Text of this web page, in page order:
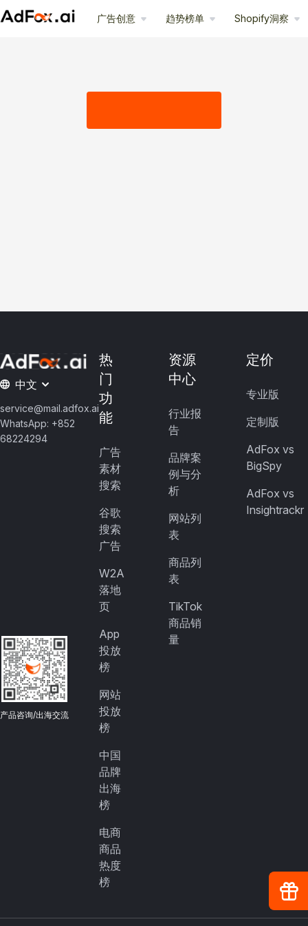
广告创意 趋势榜单 Shopify洞察
中文
service@mail.adfox.ai
WhatsApp: +852
68224294
产品咨询/出海交流
热
门
功
能
广告
素材
搜索
谷歌
搜索
广告
W2A
落地
页
App
投放
榜
网站
投放
榜
中国
品牌
出海
榜
电商
商品
热度
榜
资源
中心
行业报
告
品牌案
例与分
析
网站列
表
商品列
表
TikTok
商品销
量
定价
专业版
定制版
AdFox vs
BigSpy
AdFox vs
Insightrackr